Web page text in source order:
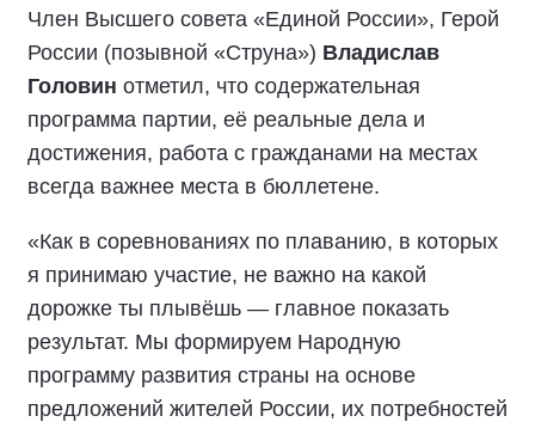
Член Высшего совета «Единой России», Герой
России (позывной «Струна») Владислав
Головин отметил, что содержательная
программа партии, её реальные дела и
достижения, работа с гражданами на местах
всегда важнее места в бюллетене.
«Как в соревнованиях по плаванию, в которых
я принимаю участие, не важно на какой
дорожке ты плывёшь — главное показать
результат. Мы формируем Народную
программу развития страны на основе
предложений жителей России, их потребностей